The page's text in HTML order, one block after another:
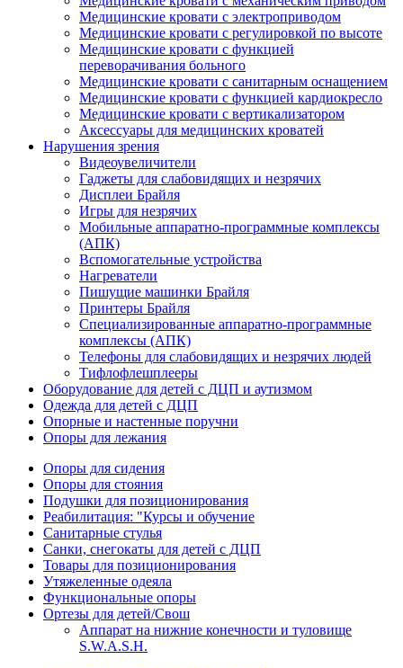
Медицинские кровати с электроприводом
Медицинские кровати с регулировкой по высоте
Медицинские кровати с функцией
переворачивания больного
Медицинские кровати с санитарным оснащением
Медицинские кровати с функцией кардиокресло
Медицинские кровати с вертикализатором
Аксессуары для медицинских кроватей
Нарушения зрения
Видеоувеличители
Гаджеты для слабовидящих и незрячих
Дисплеи Брайля
Игры для незрячих
Мобильные аппаратно-программные комплексы
(АПК)
Вспомогательные устройства
Нагреватели
Пишущие машинки Брайля
Принтеры Брайля
Специализированные аппаратно-программные
комплексы (АПК)
Телефоны для слабовидящих и незрячих людей
Тифлофлешплееры
Оборудование для детей с ДЦП и аутизмом
Одежда для детей с ДЦП
Опорные и настенные поручни
Опоры для лежания
Опоры для сидения
Опоры для стояния
Подушки для позиционирования
Реабилитация: "Курсы и обучение
Санитарные стулья
Санки, снегокаты для детей с ДЦП
Товары для позиционирования
Утяжеленные одеяла
Функциональные опоры
Ортезы для детей/Свош
Аппарат на нижние конечности и туловище
S.W.A.S.H.